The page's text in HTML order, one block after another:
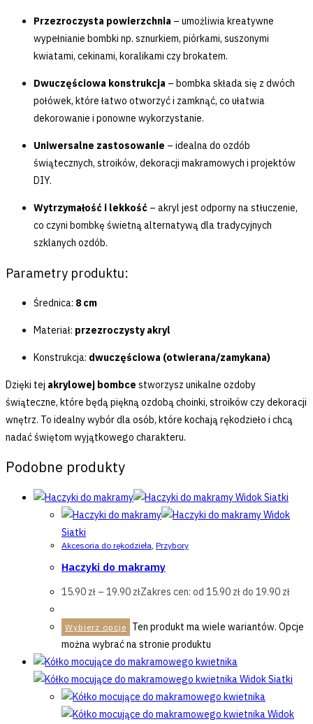
Przezroczysta powierzchnia – umożliwia kreatywne
wypełnianie bombki np. sznurkiem, piórkami, suszonymi
kwiatami, cekinami, koralikami czy brokatem.
Dwuczęściowa konstrukcja – bombka składa się z dwóch
połówek, które łatwo otworzyć i zamknąć, co ułatwia
dekorowanie i ponowne wykorzystanie.
Uniwersalne zastosowanie – idealna do ozdób
świątecznych, stroików, dekoracji makramowych i projektów
DIY.
Wytrzymałość i lekkość – akryl jest odporny na stłuczenie,
co czyni bombkę świetną alternatywą dla tradycyjnych
szklanych ozdób.
Parametry produktu:
Średnica: 8 cm
Materiał: przezroczysty akryl
Konstrukcja: dwuczęściowa (otwierana/zamykana)
Dzięki tej akrylowej bombce stworzysz unikalne ozdoby
świąteczne, które będą piękną ozdobą choinki, stroików czy dekoracji
wnętrz. To idealny wybór dla osób, które kochają rękodzieło i chcą
nadać świętom wyjątkowego charakteru.
Podobne produkty
Widok Siatki
Widok
Siatki
Akcesoria do rękodzieła, Przybory
Haczyki do makramy
15.90 zł – 19.90 złZakres cen: od 15.90 zł do 19.90 zł
Wybierz opcje
Ten produkt ma wiele wariantów. Opcje
można wybrać na stronie produktu
Widok Siatki
Widok